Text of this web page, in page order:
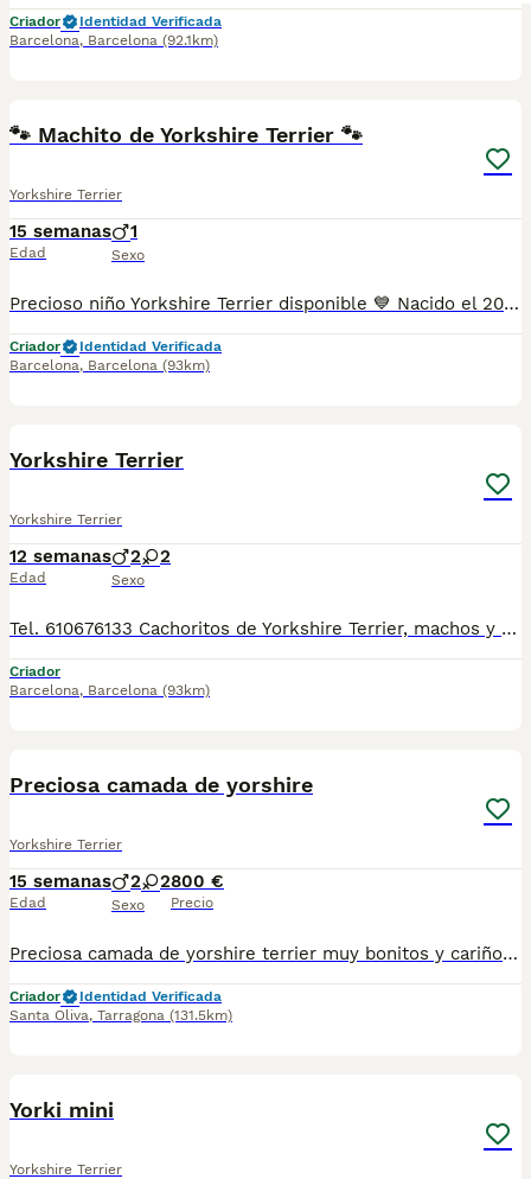
Criador
Identidad Verificada
Barcelona, Barcelona (92.1km)
🐾 Machito de Yorkshire Terrier 🐾
Yorkshire Terrier
15 semanas
Edad
1
Sexo
Precioso niño Yorkshire Terrier disponible 💙 Nacido el 20/04, criado con muchísimo mimo en un entorno familiar, cuidando su bienestar, socialización y desarrollo desde el primer día. Se entrega garantizando su bienestar y salud: ✔️ Vacunación correspondiente a su edad ✔️ Desparasitación interna ✔️ Cartilla veterinaria / Pasaporte ✔️ Microchip Si deseas más información o conocer detalles sobre disponibilidad, estaremos encantados de atenderte. Si buscas un compañero leal, cariñoso y lleno de energía, esta es tu oportunidad. 📩 Contacta sin compromiso para más información.
Criador
Identidad Verificada
Barcelona, Barcelona (93km)
Yorkshire Terrier
Yorkshire Terrier
12 semanas
Edad
2 2
Sexo
Tel. 610676133 Cachoritos de Yorkshire Terrier, machos y hembras preciosos, de tamaño pequeñito, de dos meses de edad, con mucha calidad de pelo, unas autenticas bolitas de pelo. Se entrega con la vacuna correspondiente a la edad, desparasitado, con su cartilla veterinaria, microchip y garantía por escrito, muy bien cuidados, muy sanos, criados en entorno familiar. Disponemos de centro con número zoológico T-2500116
Criador
Barcelona, Barcelona (93km)
Preciosa camada de yorshire
Yorkshire Terrier
15 semanas
Edad
2 2
Sexo
800 €
Precio
Preciosa camada de yorshire terrier muy bonitos y cariñosos se entregan con un mínimo de 2 vacunas y 3 desparasitaciones y el chip que lo da de alta mi veterinario y garantías por escrito de 10 días de enfermedades víricas y 6 meses de congénitas, el precio de los machos 800 euros y las hembras 1.000 euros
Criador
Identidad Verificada
Santa Oliva, Tarragona (131.5km)
Yorki mini
Yorkshire Terrier